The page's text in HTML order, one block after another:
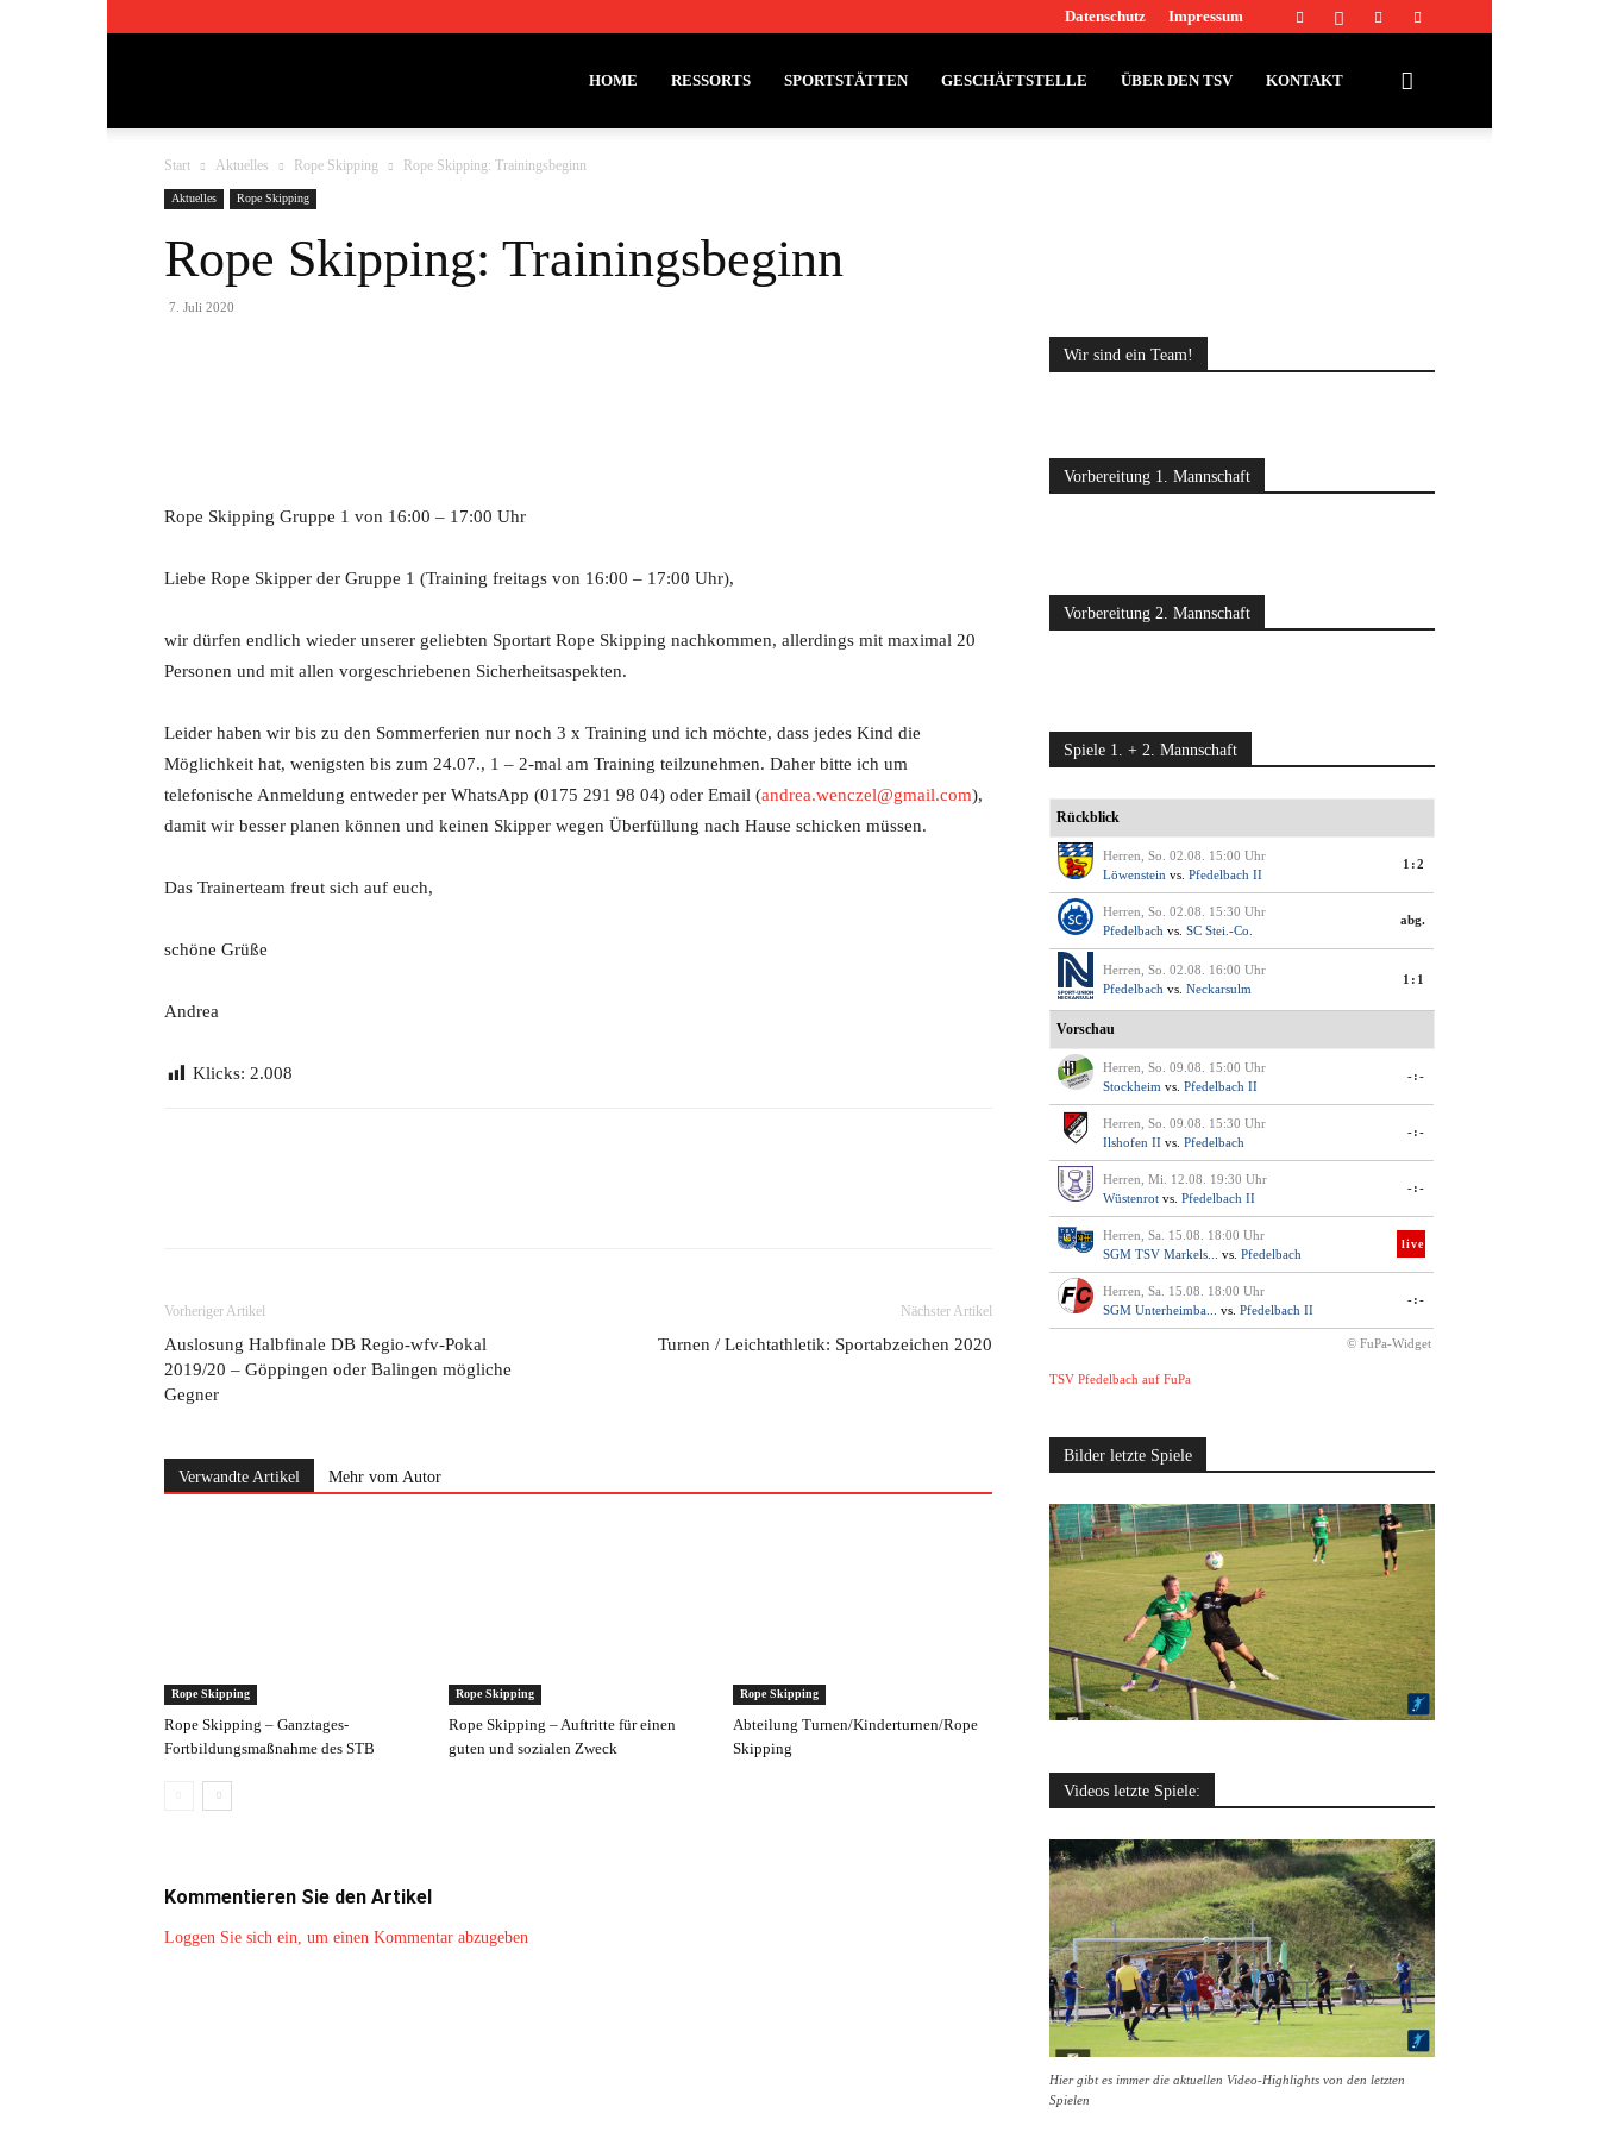
Datenschutz Impressum
Pfedelbach
1911
HOME RESSORTS SPORTSTÄTTEN GESCHÄFTSTELLE ÜBER DEN TSV KONTAKT
Start Aktuelles Rope Skipping Rope Skipping: Trainingsbeginn
Aktuelles Rope Skipping
Rope Skipping: Trainingsbeginn
7. Juli 2020
Rope Skipping Gruppe 1 von 16:00 – 17:00 Uhr
Liebe Rope Skipper der Gruppe 1 (Training freitags von 16:00 – 17:00 Uhr),
wir dürfen endlich wieder unserer geliebten Sportart Rope Skipping nachkommen, allerdings mit maximal 20
Personen und mit allen vorgeschriebenen Sicherheitsaspekten.
Leider haben wir bis zu den Sommerferien nur noch 3 x Training und ich möchte, dass jedes Kind die
Möglichkeit hat, wenigsten bis zum 24.07., 1 – 2-mal am Training teilzunehmen. Daher bitte ich um
telefonische Anmeldung entweder per WhatsApp (0175 291 98 04) oder Email (andrea.wenczel@gmail.com),
damit wir besser planen können und keinen Skipper wegen Überfüllung nach Hause schicken müssen.
Das Trainerteam freut sich auf euch,
schöne Grüße
Andrea
Klicks: 2.008
Vorheriger Artikel
Auslosung Halbfinale DB Regio-wfv-Pokal
2019/20 – Göppingen oder Balingen mögliche
Gegner
Nächster Artikel
Turnen / Leichtathletik: Sportabzeichen 2020
Verwandte Artikel Mehr vom Autor
Rope Skipping
Rope Skipping – Ganztages-
Fortbildungsmaßnahme des STB
Rope Skipping
Rope Skipping – Auftritte für einen
guten und sozialen Zweck
Rope Skipping
Abteilung Turnen/Kinderturnen/Rope
Skipping
Kommentieren Sie den Artikel
Loggen Sie sich ein, um einen Kommentar abzugeben
Wir sind ein Team!
Vorbereitung 1. Mannschaft
Vorbereitung 2. Mannschaft
Spiele 1. + 2. Mannschaft
Rückblick
Herren, So. 02.08. 15:00 Uhr
Löwenstein vs. Pfedelbach II
1:2
Herren, So. 02.08. 15:30 Uhr
Pfedelbach vs. SC Stei.-Co.
abg.
Herren, So. 02.08. 16:00 Uhr
Pfedelbach vs. Neckarsulm
1:1
Vorschau
Herren, So. 09.08. 15:00 Uhr
Stockheim vs. Pfedelbach II
-:-
Herren, So. 09.08. 15:30 Uhr
Ilshofen II vs. Pfedelbach
-:-
Herren, Mi. 12.08. 19:30 Uhr
Wüstenrot vs. Pfedelbach II
-:-
Herren, Sa. 15.08. 18:00 Uhr
SGM TSV Markels...
vs. Pfedelbach
live
Herren, Sa. 15.08. 18:00 Uhr
SGM Unterheimba...
vs. Pfedelbach II
-:-
© FuPa-Widget
TSV Pfedelbach auf FuPa
Bilder letzte Spiele
Videos letzte Spiele:
Hier gibt es immer die aktuellen Video-Highlights von den letzten
Spielen